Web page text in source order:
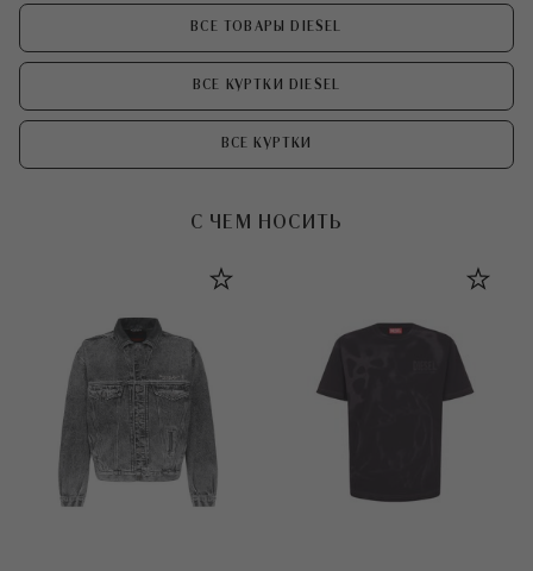
ВСЕ ТОВАРЫ DIESEL
ВСЕ КУРТКИ DIESEL
ВСЕ КУРТКИ
С ЧЕМ НОСИТЬ